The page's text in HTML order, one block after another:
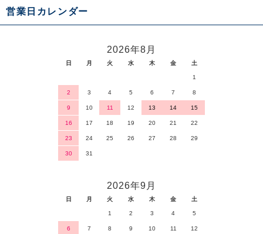
営業日カレンダー
2026年8月
日 月 火 水 木 金 土
1
2 3 4 5 6 7 8
9 10 11 12 13 14 15
16 17 18 19 20 21 22
23 24 25 26 27 28 29
30 31
2026年9月
日 月 火 水 木 金 土
1 2 3 4 5
6 7 8 9 10 11 12